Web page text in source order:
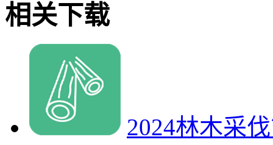
相关下载
2024林木采